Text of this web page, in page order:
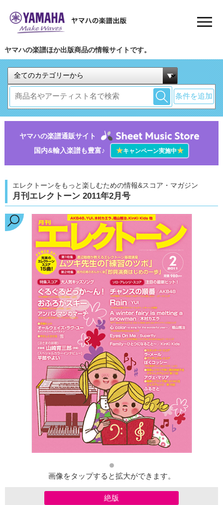
ヤマハの楽譜ほか出版商品の情報サイトです。
条件を追加
ヤマハの楽譜通販サイト
国内&輸入楽譜も豊富♪
★キャンペーン実施中★
エレクトーンをもっと楽しむための情報&スコア・マガジン
月刊エレクトーン 2011年2月号
画像をタップすると拡大ができます。
絶版